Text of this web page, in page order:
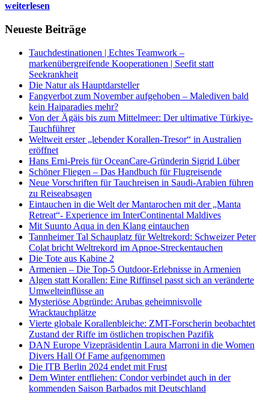
weiterlesen
Neueste Beiträge
Tauchdestinationen | Echtes Teamwork –
markenübergreifende Kooperationen | Seefit statt
Seekrankheit
Die Natur als Hauptdarsteller
Fangverbot zum November aufgehoben – Malediven bald
kein Haiparadies mehr?
Von der Ägäis bis zum Mittelmeer: Der ultimative Türkiye-
Tauchführer
Weltweit erster „lebender Korallen-Tresor“ in Australien
eröffnet
Hans Erni-Preis für OceanCare-Gründerin Sigrid Lüber
Schöner Fliegen – Das Handbuch für Flugreisende
Neue Vorschriften für Tauchreisen in Saudi-Arabien führen
zu Reiseabsagen
Eintauchen in die Welt der Mantarochen mit der „Manta
Retreat“- Experience im InterContinental Maldives
Mit Suunto Aqua in den Klang eintauchen
Tannheimer Tal Schauplatz für Weltrekord: Schweizer Peter
Colat bricht Weltrekord im Apnoe-Streckentauchen
Die Tote aus Kabine 2
Armenien – Die Top-5 Outdoor-Erlebnisse in Armenien
Algen statt Korallen: Eine Riffinsel passt sich an veränderte
Umwelteinflüsse an
Mysteriöse Abgründe: Arubas geheimnisvolle
Wracktauchplätze
Vierte globale Korallenbleiche: ZMT-Forscherin beobachtet
Zustand der Riffe im östlichen tropischen Pazifik
DAN Europe Vizepräsidentin Laura Marroni in die Women
Divers Hall Of Fame aufgenommen
Die ITB Berlin 2024 endet mit Frust
Dem Winter entfliehen: Condor verbindet auch in der
kommenden Saison Barbados mit Deutschland